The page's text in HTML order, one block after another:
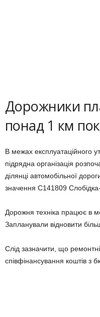
Дорожники
понад 1 км
В межах експлуатаційного
підрядна організація
ділянці автомобільної
значення С141809
Дорожня техніка працює в
Запланували відновити
Слід зазначити, що
співфінансування коштів з